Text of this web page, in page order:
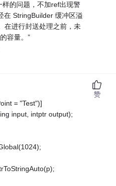
的问题，不加ref出现警
在 StringBuilder 缓冲区溢
在进行封送处理之前，未
容量。”
= "Test")]
input, intptr output);
赞